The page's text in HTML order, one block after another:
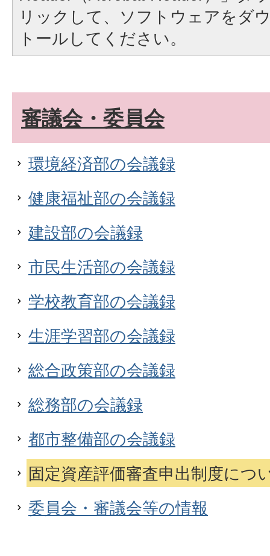
リックして、ソフトウェアをダ
トールしてください。
審議会・委員会
環境経済部の会議録
健康福祉部の会議録
建設部の会議録
市民生活部の会議録
学校教育部の会議録
生涯学習部の会議録
総合政策部の会議録
総務部の会議録
都市整備部の会議録
固定資産評価審査申出制度につ
委員会・審議会等の情報